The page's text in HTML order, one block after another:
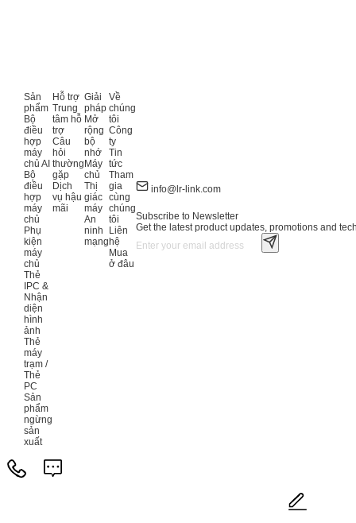
Sản
phẩm
Bộ
điều
hợp
máy
chủ AI
Bộ
điều
hợp
máy
chủ
Phụ
kiện
máy
chủ
Thẻ
IPC &
Nhận
diện
hình
ảnh
Thẻ
máy
trạm /
Thẻ
PC
Sản
phẩm
ngừng
sản
xuất
Hỗ trợ
Trung
tâm hỗ
trợ
Câu
hỏi
thường
gặp
Dịch
vụ hậu
mãi
Giải
pháp
Mở
rộng
bộ
nhớ
Máy
chủ
Thị
giác
máy
An
ninh
mạng
Về
chúng
tôi
Công
ty
Tin
tức
Tham
gia
cùng
chúng
tôi
Liên
hệ
Mua
ở đâu
info@lr-link.com
Subscribe to Newsletter
Get the latest product updates, promotions and